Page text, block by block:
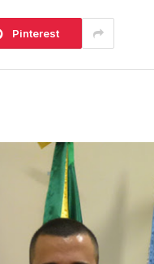
Pinterest